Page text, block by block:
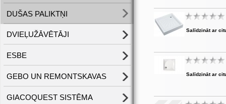
DUŠAS PALIKTŅI
DVIEĻUŽĀVĒTĀJI
ESBE
GEBO UN REMONTSKAVAS
GIACOQUEST SISTĒMA
Salīdzināt ar
Salīdzināt ar